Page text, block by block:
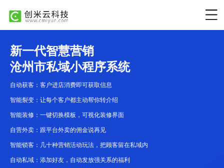
新一代智慧营销
沧州市私域小程序系统
自动获客：客户进店消费即可获取信息
智能裂变：让每个客户都主动帮你转介绍
智能装修：一键切换模板，可视化装修界面
自营外卖：跟平台外卖的佣金说再见
智能锁客：几十种营销活动玩法，把顾客留在私域内
自动私域：添加好友，自动发放强关系的福利